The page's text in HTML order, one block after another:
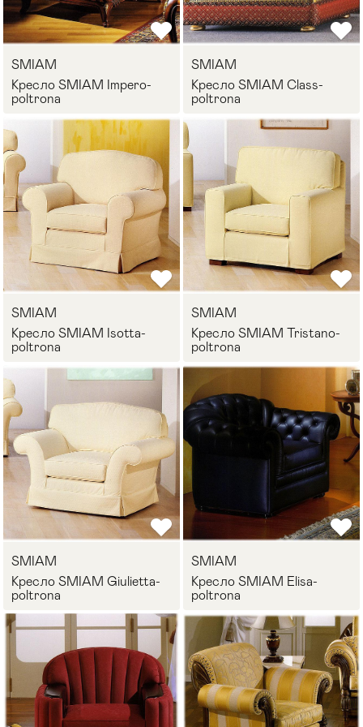
Стулья >
SMIAM
Кресло SMIAM Impero-
poltrona
SMIAM
Кресло SMIAM Class-
poltrona
SMIAM
Кресло SMIAM Isotta-
poltrona
SMIAM
Кресло SMIAM Tristano-
poltrona
SMIAM
Кресло SMIAM Giulietta-
poltrona
SMIAM
Кресло SMIAM Elisa-
poltrona